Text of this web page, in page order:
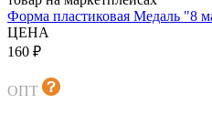
Форма пластиковая Медаль "8
ЦЕНА
160 ₽
ОПТ